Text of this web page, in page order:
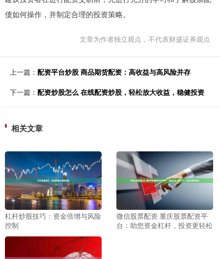
债如何操作，并制定合理的投资策略。
文章为作者独立观点，不代表财盛证券观点
上一篇： 配资平台炒股 商品期货配资：高收益与高风险并存
下一篇： 配资炒股怎么 在线配资炒股，轻松放大收益，稳健投资
相关文章
杠杆炒股技巧：资金倍增与风险
控制
微信股票配资 重庆股票配资平
台：助您资金杠杆，投资更轻松